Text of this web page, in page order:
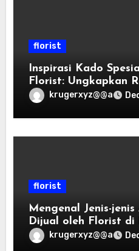
florist
Inspirasi Kado
Florist: Ungkapkan
krugerxyz@@a
florist
Mengenal Jenis-
Dijual oleh Florist di
krugerxyz@@a